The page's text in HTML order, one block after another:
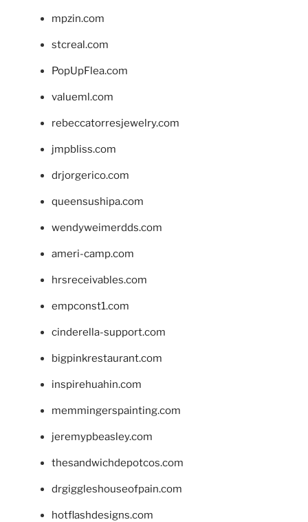
mpzin.com
stcreal.com
PopUpFlea.com
valueml.com
rebeccatorresjewelry.com
jmpbliss.com
drjorgerico.com
queensushipa.com
wendyweimerdds.com
ameri-camp.com
hrsreceivables.com
empconst1.com
cinderella-support.com
bigpinkrestaurant.com
inspirehuahin.com
memmingerspainting.com
jeremypbeasley.com
thesandwichdepotcos.com
drgiggleshouseofpain.com
hotflashdesigns.com